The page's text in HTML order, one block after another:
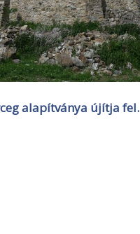
alapítványa újítja fel.